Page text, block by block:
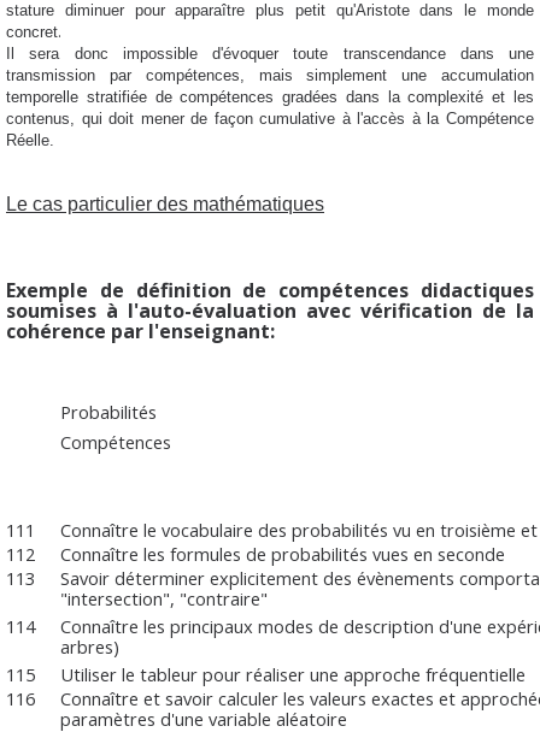
stature diminuer pour apparaître plus petit qu'Aristote dans le monde
concret.
Il sera donc impossible d'évoquer toute transcendance dans une
transmission par compétences, mais simplement une accumulation
temporelle stratifiée de compétences gradées dans la complexité et les
contenus, qui doit mener de façon cumulative à l'accès à la Compétence
Réelle.
Le cas particulier des mathématiques
Exemple de définition de compétences didactiques
soumises à l'auto-évaluation avec vérification de la
cohérence par l'enseignant:
Probabilités
Compétences
111
Connaître le vocabulaire des probabilités vu en troisième
112
Connaître les formules de probabilités vues en seconde
113
Savoir déterminer explicitement des évènements
"intersection", "contraire"
114
Connaître les principaux modes de description d'une
arbres)
115
Utiliser le tableur pour réaliser une approche fréquentielle
116
Connaître et savoir calculer les valeurs exactes et
paramètres d'une variable aléatoire